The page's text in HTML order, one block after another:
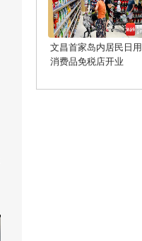
文昌首家岛内居民日用
消费品免税店开业